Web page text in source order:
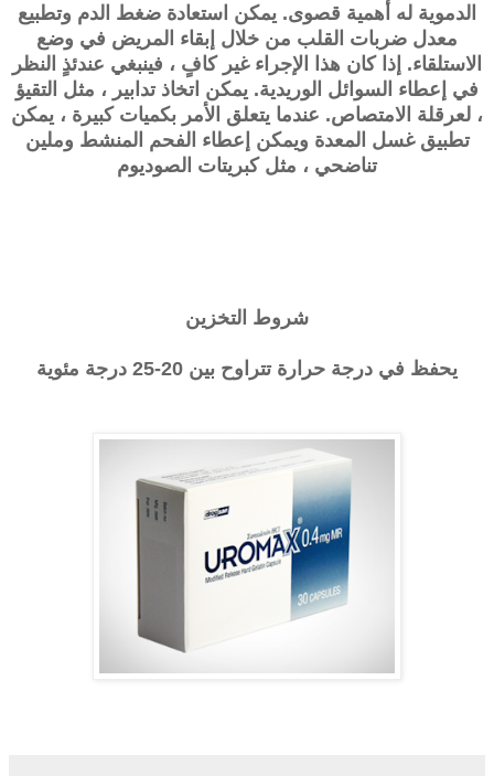
الدموية له أهمية قصوى. يمكن استعادة ضغط الدم وتطبيع
معدل ضربات القلب من خلال إبقاء المريض في وضع
الاستلقاء. إذا كان هذا الإجراء غير كافٍ ، فينبغي عندئذٍ النظر
في إعطاء السوائل الوريدية. يمكن اتخاذ تدابير ، مثل التقيؤ
، لعرقلة الامتصاص. عندما يتعلق الأمر بكميات كبيرة ، يمكن
تطبيق غسل المعدة ويمكن إعطاء الفحم المنشط وملين
تناضحي ، مثل كبريتات الصوديوم
شروط التخزين
يحفظ في درجة حرارة تتراوح بين 20-25 درجة مئوية